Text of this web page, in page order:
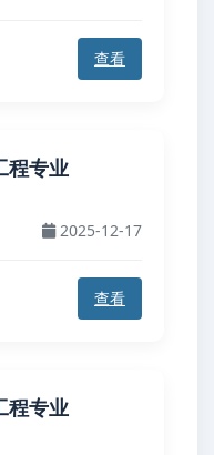
查看
程专业
2025-12-17
查看
程专业